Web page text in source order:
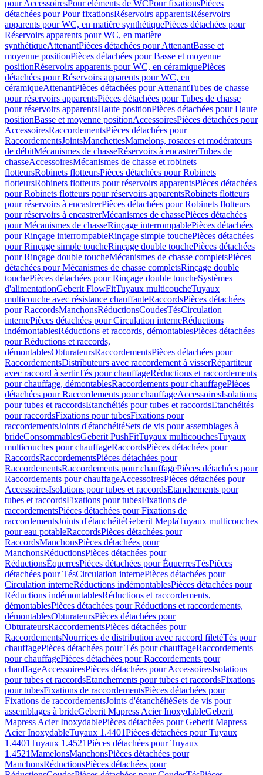
pour AccessoiresPour eléments de WCPour fixationsPièces
détachées pour Pour fixationsRéservoirs apparentsRéservoirs
apparents pour WC, en matière synthétiquePièces détachées pour
Réservoirs apparents pour WC, en matière
synthétiqueAttenantPièces détachées pour AttenantBasse et
moyenne positionPièces détachées pour Basse et moyenne
positionRéservoirs apparents pour WC, en céramiquePièces
détachées pour Réservoirs apparents pour WC, en
céramiqueAttenantPièces détachées pour AttenantTubes de chasse
pour réservoirs apparentsPièces détachées pour Tubes de chasse
pour réservoirs apparentsHaute positionPièces détachées pour Haute
positionBasse et moyenne positionAccessoiresPièces détachées pour
AccessoiresRaccordementsPièces détachées pour
RaccordementsJointsManchettesMamelons, rosaces et modérateurs
de débitMécanismes de chasseRéservoirs à encastrerTubes de
chasseAccessoiresMécanismes de chasse et robinets
flotteursRobinets flotteursPièces détachées pour Robinets
flotteursRobinets flotteurs pour réservoirs apparentsPièces détachées
pour Robinets flotteurs pour réservoirs apparentsRobinets flotteurs
pour réservoirs à encastrerPièces détachées pour Robinets flotteurs
pour réservoirs à encastrerMécanismes de chassePièces détachées
pour Mécanismes de chasseRinçage interrompablePièces détachées
pour Rinçage interrompableRinçage simple touchePièces détachées
pour Rinçage simple toucheRinçage double touchePièces détachées
pour Rinçage double toucheMécanismes de chasse completsPièces
détachées pour Mécanismes de chasse completsRinçage double
touchePièces détachées pour Rinçage double toucheSystèmes
d'alimentationGeberit FlowFitTuyaux multicoucheTuyaux
multicouche avec résistance chauffanteRaccordsPièces détachées
pour RaccordsManchonsRéductionsCoudesTésCirculation
internePièces détachées pour Circulation interneRéductions
indémontablesRéductions et raccords, démontablesPièces détachées
pour Réductions et raccords,
démontablesObturateursRaccordementsPièces détachées pour
RaccordementsDistributeurs avec raccordement à visserRépartiteur
avec raccord à sertirTés pour chauffageRéductions et raccordements
pour chauffage, démontablesRaccordements pour chauffagePièces
détachées pour Raccordements pour chauffageAccessoiresIsolations
pour tubes et raccordsEtanchéités pour tubes et raccordsEtanchéités
pour raccordsFixations pour tubesFixations pour
raccordementsJoints d'étanchéitéSets de vis pour assemblages à
brideConsommablesGeberit PushFitTuyaux multicouchesTuyaux
multicouches pour chauffageRaccordsPièces détachées pour
RaccordsRaccordementsPièces détachées pour
RaccordementsRaccordements pour chauffagePièces détachées pour
Raccordements pour chauffageAccessoiresPièces détachées pour
AccessoiresIsolations pour tubes et raccordsEtanchements pour
tubes et raccordsFixations pour tubesFixations de
raccordementsPièces détachées pour Fixations de
raccordementsJoints d'étanchéitéGeberit MeplaTuyaux multicouches
pour eau potableRaccordsPièces détachées pour
RaccordsManchonsPièces détachées pour
ManchonsRéductionsPièces détachées pour
RéductionsÉquerresPièces détachées pour ÉquerresTésPièces
détachées pour TésCirculation internePièces détachées pour
Circulation interneRéductions indémontablesPièces détachées pour
Réductions indémontablesRéductions et raccordements,
démontablesPièces détachées pour Réductions et raccordements,
démontablesObturateursPièces détachées pour
ObturateursRaccordementsPièces détachées pour
RaccordementsNourrices de distribution avec raccord filetéTés pour
chauffagePièces détachées pour Tés pour chauffageRaccordements
pour chauffagePièces détachées pour Raccordements pour
chauffageAccessoiresPièces détachées pour AccessoiresIsolations
pour tubes et raccordsEtanchements pour tubes et raccordsFixations
pour tubesFixations de raccordementsPièces détachées pour
Fixations de raccordementsJoints d'étanchéitéSets de vis pour
assemblages à brideGeberit Mapress Acier InoxydableGeberit
Mapress Acier InoxydablePièces détachées pour Geberit Mapress
Acier InoxydableTuyaux 1.4401Pièces détachées pour Tuyaux
1.4401Tuyaux 1.4521Pièces détachées pour Tuyaux
1.4521MamelonsManchonsPièces détachées pour
ManchonsRéductionsPièces détachées pour